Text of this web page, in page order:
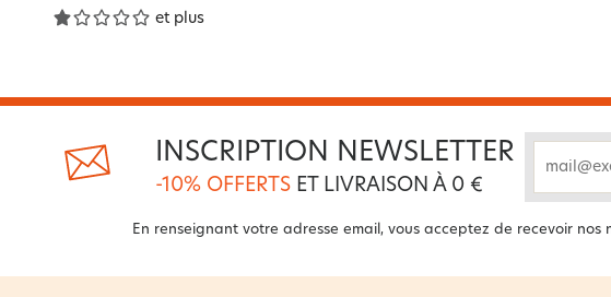
et plus
INSCRIPTION NEWSLETTER
-10% OFFERTS ET LIVRAISON À 0 €
En renseignant votre adresse email, vous acceptez de recevoir